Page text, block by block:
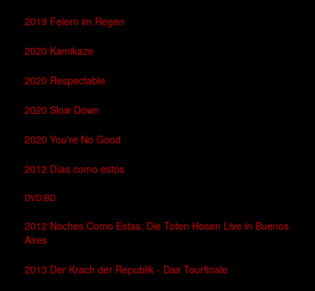
2019 Feiern im Regen
2020 Kamikaze
2020 Respectable
2020 Slow Down
2020 You're No Good
2012 Días como estos
DVD/BD
2012 Noches Como Estas: Die Toten Hosen Live in Buenos
Aires
2013 Der Krach der Republik - Das Tourfinale